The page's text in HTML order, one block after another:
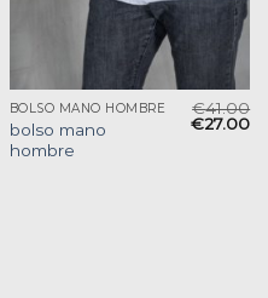
BOLSO MANO HOMBRE
bolso mano
hombre
€41.00
€27.00